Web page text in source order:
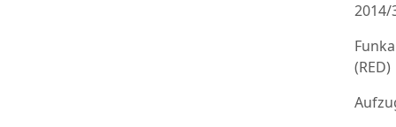
2014/
(RED)